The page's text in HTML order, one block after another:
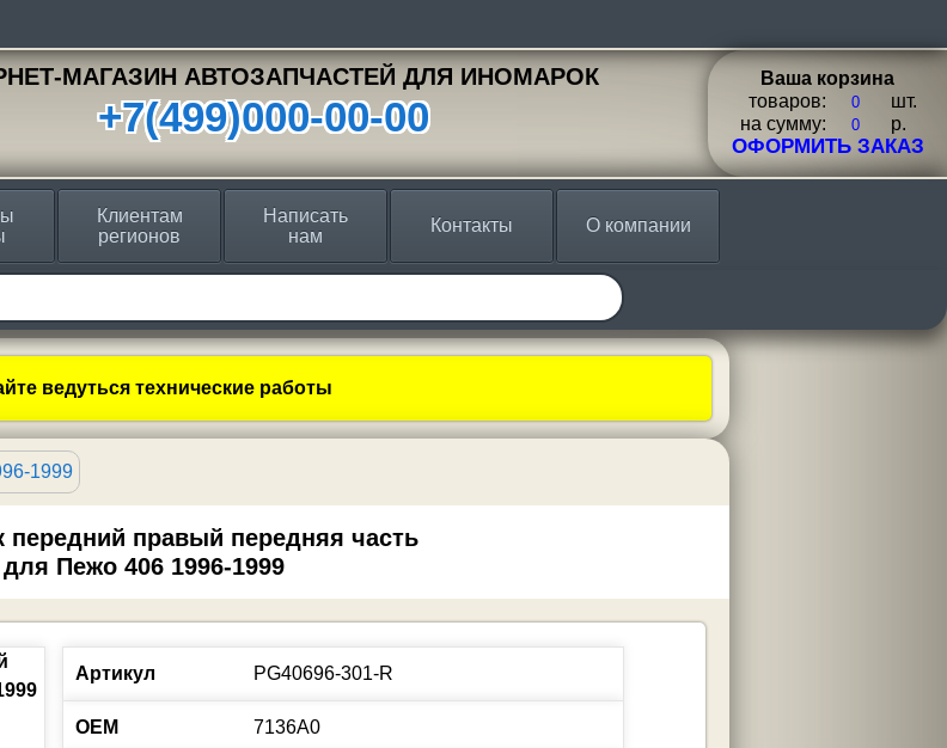
МАГАЗИН АВТОЗАПЧАСТЕЙ ДЛЯ ИНОМАРОК
+7(499)000-00-00
Ваша корзина
товаров:
шт.
на сумму:
p.
ОФОРМИТЬ ЗАКАЗ
Клиентам
регионов
Написать
нам
Контакты О компании
ведуться технические работы
1999
передний правый передняя часть
для Пежо 406 1996-1999
Артикул PG40696-301-R
ОЕМ 7136A0